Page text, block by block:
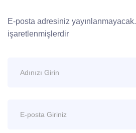
E-posta adresiniz yayınlanmayacak.
işaretlenmişlerdir